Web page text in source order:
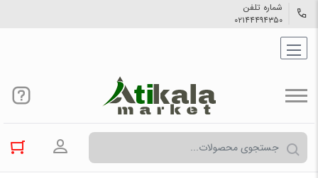
شماره تلفن
۰۲۱۴۴۴۹۴۳۵۰
ورود به